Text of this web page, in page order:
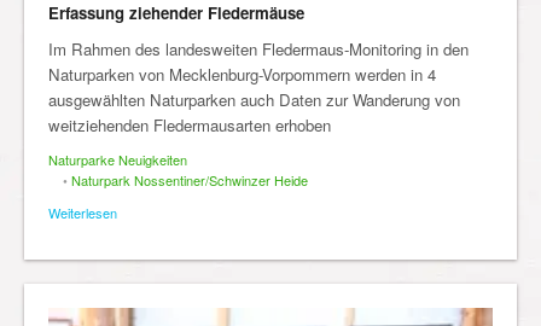
Erfassung ziehender Fledermäuse
Im Rahmen des landesweiten Fledermaus-Monitoring in den
Naturparken von Mecklenburg-Vorpommern werden in 4
ausgewählten Naturparken auch Daten zur Wanderung von
weitziehenden Fledermausarten erhoben
Naturparke Neuigkeiten
• Naturpark Nossentiner/Schwinzer Heide
Weiterlesen